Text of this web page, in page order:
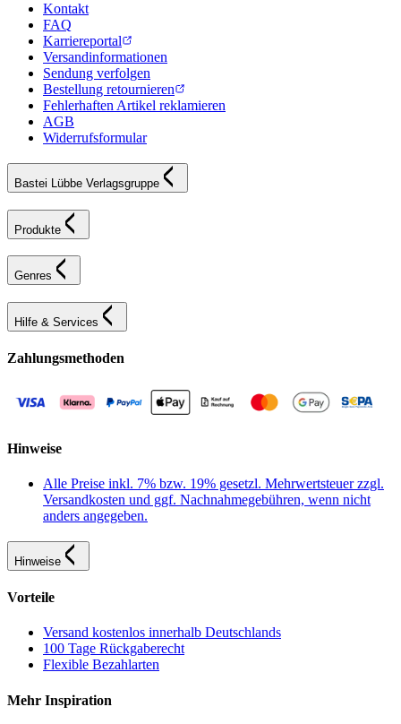
Kontakt
FAQ
Karriereportal
Versandinformationen
Sendung verfolgen
Bestellung retournieren
Fehlerhaften Artikel reklamieren
AGB
Widerrufsformular
Bastei Lübbe Verlagsgruppe
Produkte
Genres
Hilfe & Services
Zahlungsmethoden
Hinweise
Alle Preise inkl. 7% bzw. 19% gesetzl. Mehrwertsteuer zzgl.
Versandkosten und ggf. Nachnahmegebühren, wenn nicht
anders angegeben.
Hinweise
Vorteile
Versand kostenlos innerhalb Deutschlands
100 Tage Rückgaberecht
Flexible Bezahlarten
Mehr Inspiration